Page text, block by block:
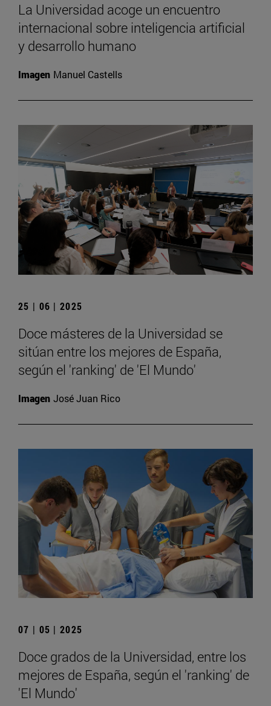
La Universidad acoge un encuentro
internacional sobre inteligencia artificial
y desarrollo humano
Imagen Manuel Castells
25 | 06 | 2025
Doce másteres de la Universidad se
sitúan entre los mejores de España,
según el 'ranking' de 'El Mundo'
Imagen José Juan Rico
07 | 05 | 2025
Doce grados de la Universidad, entre los
mejores de España, según el 'ranking' de
'El Mundo'